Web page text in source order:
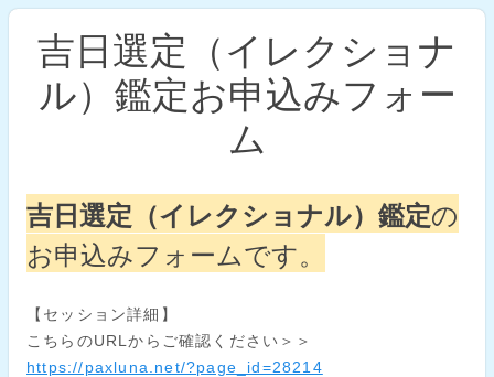
吉日選定（イレクショナ
ル）鑑定お申込みフォー
ム
吉日選定（イレクショナル）鑑定の
お申込みフォームです。
【セッション詳細】
こちらのURLからご確認ください＞＞
https://paxluna.net/?page_id=28214